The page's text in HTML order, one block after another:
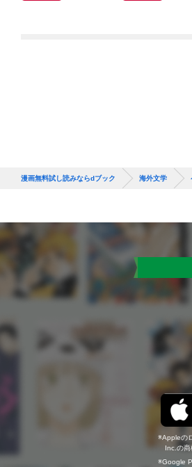
漫画無料試し読みならdブック 海外文学
Appleの
Inc.の
Google